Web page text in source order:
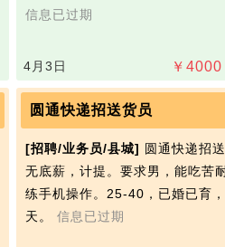
信息已过期
￥ 4000
4月3日
圆通快递招送货员
[招聘/业务员/县城] 圆通快递招送
无底薪，计提。要求男，能吃苦
练手机操作。25-40，已婚已育
天。 信息已过期